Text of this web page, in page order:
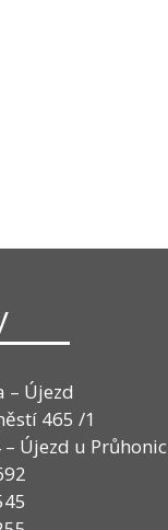
– Újezd
465 /1
Újezd u Průhonic